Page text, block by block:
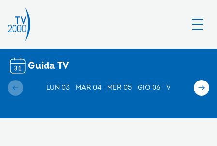
Guida TV
LUN 03 MAR 04 MER 05 GIO 06 VEN 07 SAB